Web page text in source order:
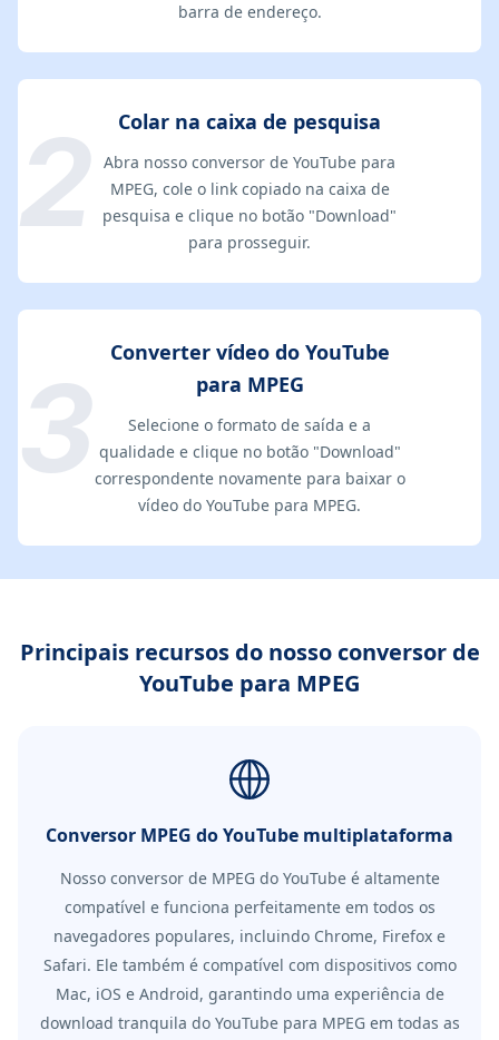
barra de endereço.
Colar na caixa de pesquisa
Abra nosso conversor de YouTube para
MPEG, cole o link copiado na caixa de
pesquisa e clique no botão "Download"
para prosseguir.
Converter vídeo do YouTube
para MPEG
Selecione o formato de saída e a
qualidade e clique no botão "Download"
correspondente novamente para baixar o
vídeo do YouTube para MPEG.
Principais recursos do nosso conversor de
YouTube para MPEG
Conversor MPEG do YouTube multiplataforma
Nosso conversor de MPEG do YouTube é altamente
compatível e funciona perfeitamente em todos os
navegadores populares, incluindo Chrome, Firefox e
Safari. Ele também é compatível com dispositivos como
Mac, iOS e Android, garantindo uma experiência de
download tranquila do YouTube para MPEG em todas as